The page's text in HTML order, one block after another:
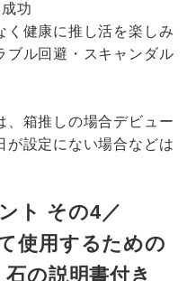
功
健康に推し活を楽しみ
ブル回避・スキャンダル
、箱推しの場合デビュー
が設定にない場合などは
ト その4／
使用するための
の説明書付き